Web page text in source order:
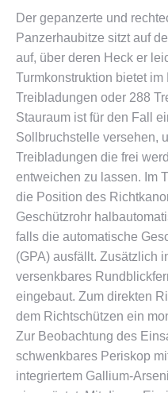
Der gepanzerte und
Panzerhaubitze sitzt auf
auf, über deren Heck er
Turmkonstruktion bietet
Treibladungen oder 288
Stauraum ist für den Fall
Sollbruchstelle versehen,
Treibladungen die frei
entweichen zu lassen. Im
die Position des
Geschützrohr
falls die automatische
(GPA) ausfällt. Zusätzlich
versenkbares
eingebaut. Zum direkten
dem Richtschützen ein
Zur Beobachtung des
schwenkbares Periskop
integriertem Gallium-